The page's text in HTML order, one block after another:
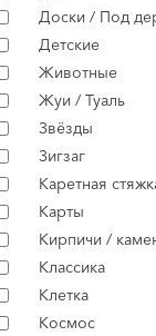
Доски / Под
Детские
Животные
Жуи / Туаль
Звёзды
Зигзаг
Каретная
Карты
Кирпичи /
Классика
Клетка
Космос